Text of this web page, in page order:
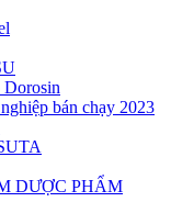
Dorosin
bán chạy 2023
DƯỢC PHẨM